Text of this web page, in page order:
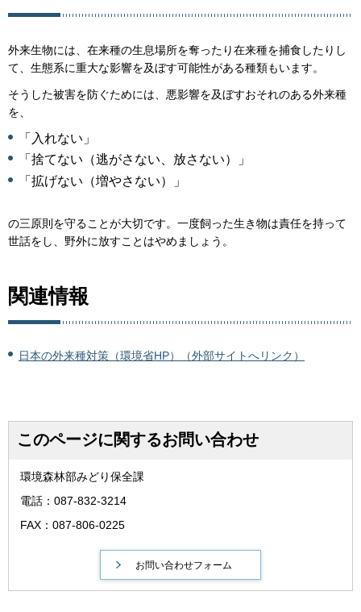
外来生物には、在来種の生息場所を奪ったり在来種を捕食したりし
て、生態系に重大な影響を及ぼす可能性がある種類もいます。
そうした被害を防ぐためには、悪影響を及ぼすおそれのある外来種
を、
「入れない」
「捨てない（逃がさない、放さない）」
「拡げない（増やさない）」
の三原則を守ることが大切です。一度飼った生き物は責任を持って
世話をし、野外に放すことはやめましょう。
関連情報
日本の外来種対策（環境省HP）（外部サイトへリンク）
このページに関するお問い合わせ
環境森林部みどり保全課
電話：087-832-3214
FAX：087-806-0225